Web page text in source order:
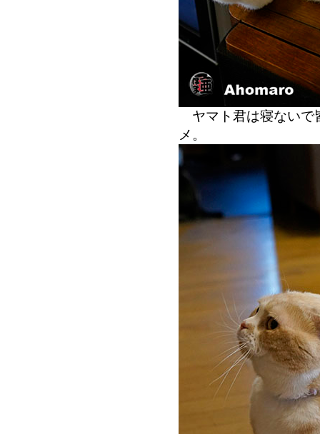
ヤマト君は寝ないで
メ。